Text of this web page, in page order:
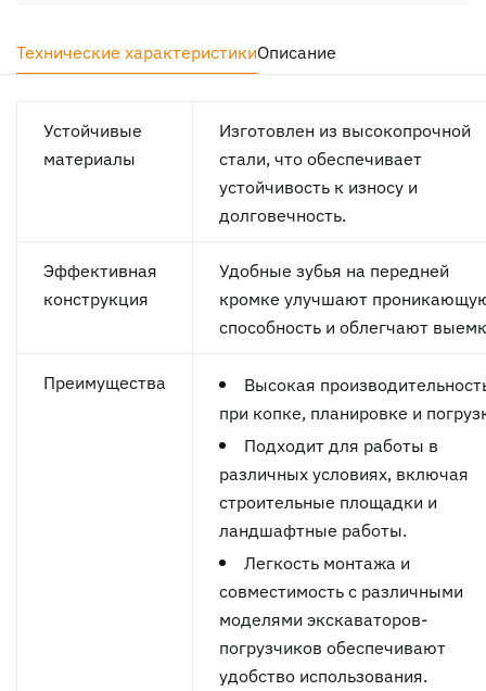
Технические характеристикиОписание
Устойчивые
материалы
Изготовлен из высокопрочной
стали, что обеспечивает
устойчивость к износу и
долговечность.
Эффективная
конструкция
Удобные зубья на передней
кромке улучшают
способность и облегчают
Преимущества
Высокая
при копке, планировке и
Подходит для работы в
различных условиях, включая
строительные площадки и
ландшафтные работы.
Легкость монтажа и
совместимость с различными
моделями экскаваторов-
погрузчиков обеспечивают
удобство использования.